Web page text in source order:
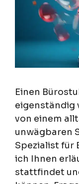
Einen
eigenständig
von einem
unwägbaren
Spezialist für
ich Ihnen
stattfindet